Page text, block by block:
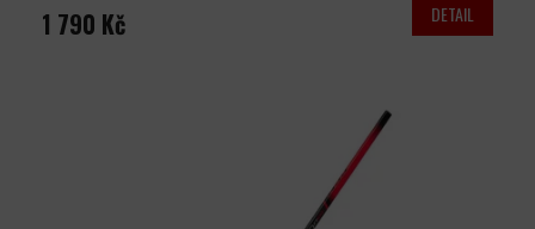
1 790 Kč DETAIL